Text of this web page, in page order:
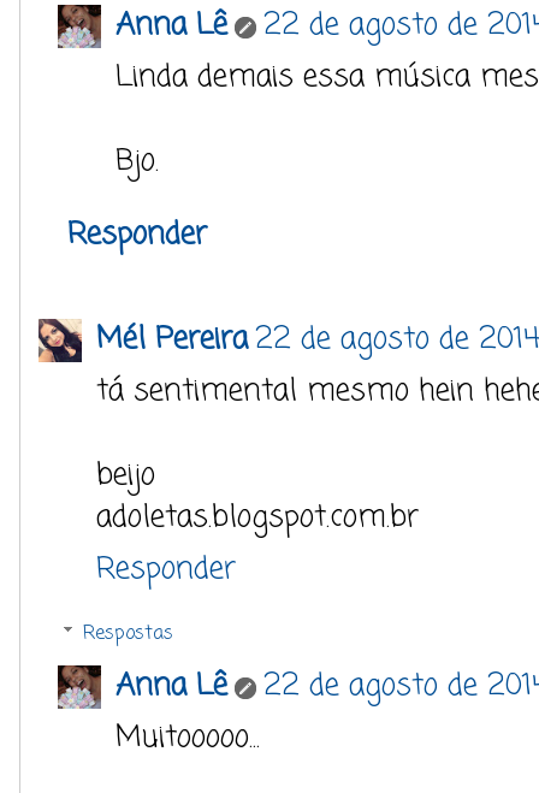
Anna Lê
22 de agosto de
Linda demais essa música
Bjo.
Responder
Mél Pereira22 de agosto de
tá sentimental mesmo hein
beijo
adoletas.blogspot.com.br
Responder
Respostas
Anna Lê
22 de agosto de
Muitooooo...